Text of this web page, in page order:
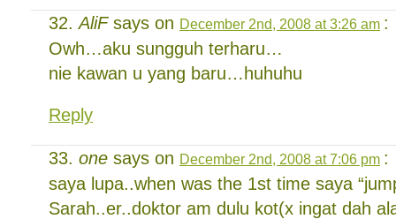
AliFsays on December 2nd, 2008 at 3:26 am :
Owh…aku sungguh terharu…
nie kawan u yang baru…huhuhu
Reply
one says on December 2nd, 2008 at 7:06 pm :
saya lupa..when was the 1st time saya
Sarah..er..doktor am dulu kot(x ingat dah